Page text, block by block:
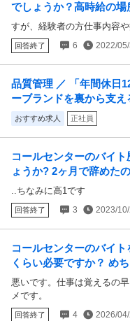
でしょうか？高時給の
内容や探し方を教えてく
すが、経験者の方仕事内容
回答終了 6 2022/
品質管理 ／ 「年間休日
ーブランドを裏から支
おすすめ求人 正社員
コールセンターのバイ
ょうか? 2ヶ月で辞めた
..ちなみに高1です
回答終了 3 2023/
コールセンターのバイ
くらい必要ですか？ め
の早いんですけど常識系
悪いです。仕事は覚えるの
メです。
回答終了 4 2026/